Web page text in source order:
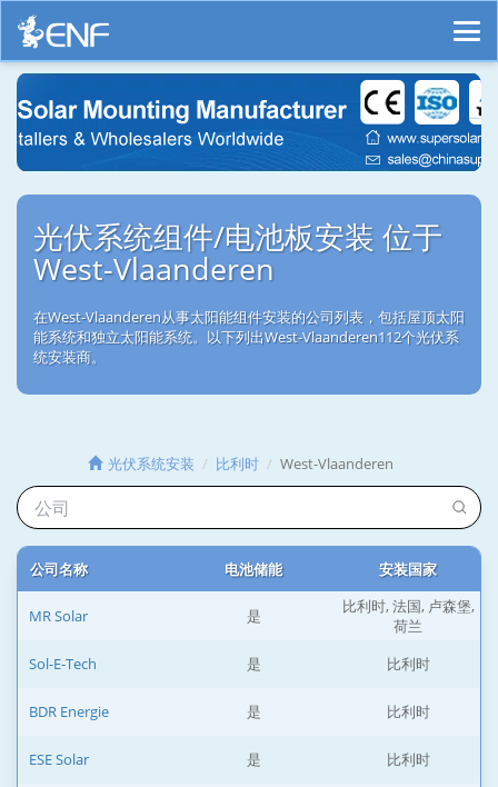
光伏系统组件/电池板安装 位于
West-Vlaanderen
在West-Vlaanderen从事太阳能组件安装的公司列表，包括屋顶太阳
能系统和独立太阳能系统。以下列出West-Vlaanderen112个光伏系
统安装商。
光伏系统安装 比利时 West-Vlaanderen
公司名称 电池储能 安装国家
MR Solar 是
比利时, 法国, 卢森堡,
荷兰
Sol-E-Tech
是 比利时
BDR Energie 是 比利时
ESE Solar 是 比利时